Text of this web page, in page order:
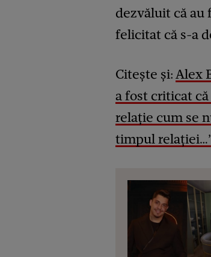
dezvăluit că au
felicitat că s-a
Citește și:Alex
a fost criticat
relație cum se
timpul relației…’